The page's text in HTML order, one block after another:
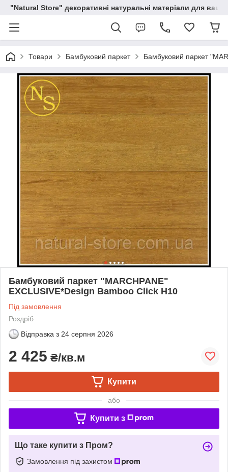
"Natural Store" декоративні натуральні матеріали для
Товари Бамбуковий паркет Бамбуковий паркет
Бамбуковий паркет "MARCHPANE"
EXCLUSIVE*Design Bamboo Click H10
Під замовлення
Роздріб
Відправка з 24 серпня 2026
2 425 ₴/кв.м
Купити
або
Купити з
Що таке купити з Пром?
Замовлення під захистом